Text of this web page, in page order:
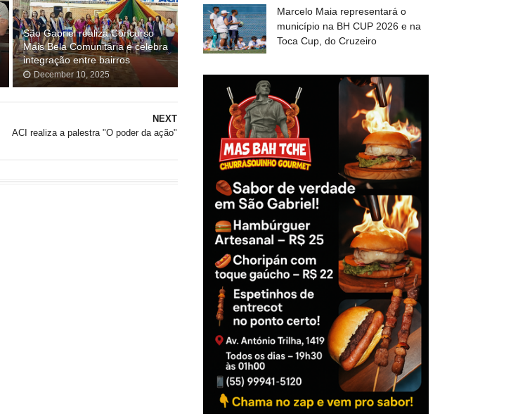
São Gabriel realiza Concurso
Mais Bela Comunitária e celebra
integração entre bairros
December 10, 2025
NEXT
ACI realiza a palestra "O poder da ação"
Marcelo Maia representará o
município na BH CUP 2026 e na
Toca Cup, do Cruzeiro